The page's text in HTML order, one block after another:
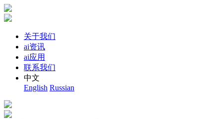
关于我们
ai资讯
ai应用
联系我们
中文
English Russian